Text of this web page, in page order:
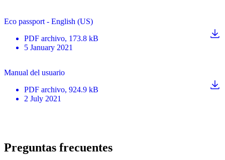
Eco passport - English (US)
PDF archivo, 173.8 kB
5 January 2021
Manual del usuario
PDF archivo, 924.9 kB
2 July 2021
Preguntas frecuentes